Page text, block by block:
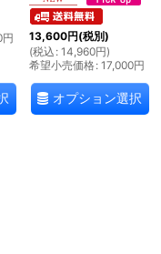
円 13,600円(税別)
(税込 : 14,960円)
希望小売価格: 17,000円
オプション選択